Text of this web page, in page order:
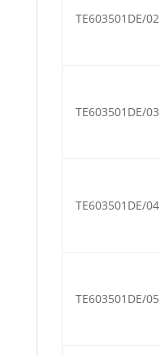
TE603501DE/02
TE603501DE/03
TE603501DE/04
TE603501DE/05